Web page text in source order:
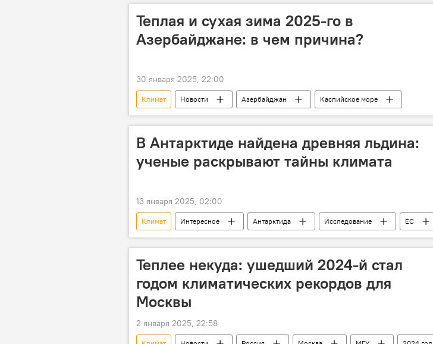
Теплая и сухая зима 2025-го в
Азербайджане: в чем причина?
30 января 2025, 22:00
Климат Новости Азербайджан
Каспийское море
Национальная академия наук Азербайджана
Экология
Пресс-центр
В Антарктиде найдена древняя льдина:
ученые раскрывают тайны климата
13 января 2025, 02:00
Климат Интересное Антарктида Исследование ЕС
Теплее некуда: ушедший 2024-й стал
годом климатических рекордов для
Москвы
2 января 2025, 22:58